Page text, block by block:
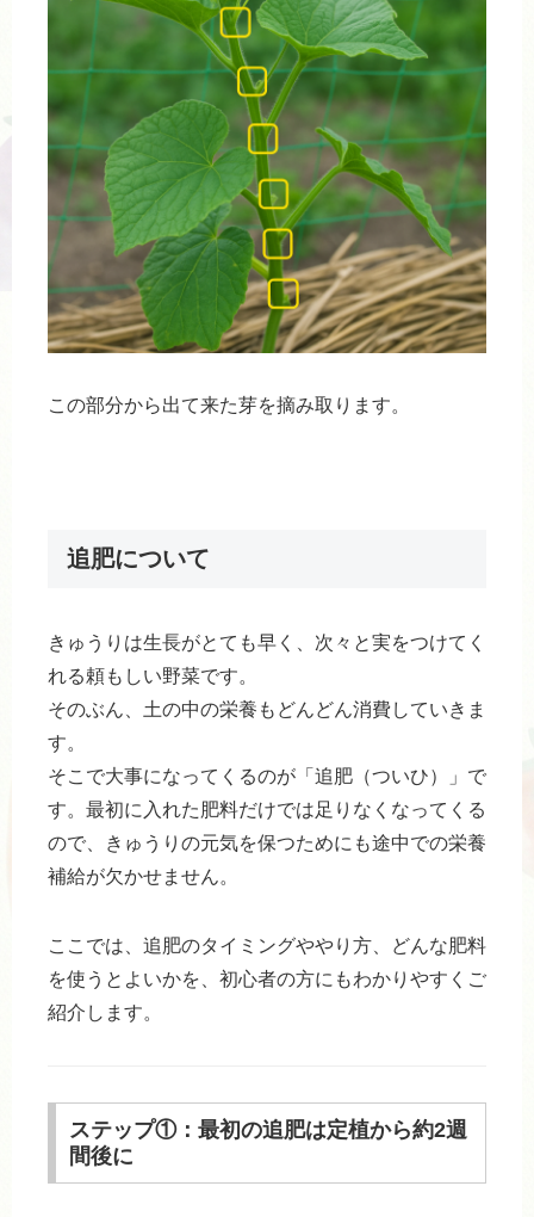
この部分から出て来た芽を摘み取ります。
追肥について
きゅうりは生長がとても早く、次々と実をつけてく
れる頼もしい野菜です。
そのぶん、土の中の栄養もどんどん消費していきま
す。
そこで大事になってくるのが「追肥（ついひ）」で
す。最初に入れた肥料だけでは足りなくなってくる
ので、きゅうりの元気を保つためにも途中での栄養
補給が欠かせません。
ここでは、追肥のタイミングややり方、どんな肥料
を使うとよいかを、初心者の方にもわかりやすくご
紹介します。
ステップ①：最初の追肥は定植から約2週
間後に